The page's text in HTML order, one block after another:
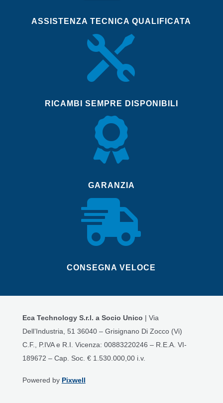
ASSISTENZA TECNICA QUALIFICATA

RICAMBI SEMPRE DISPONIBILI

GARANZIA

CONSEGNA VELOCE
Eca Technology S.r.l. a Socio Unico | Via
Dell’Industria, 51 36040 – Grisignano Di Zocco (Vi)
C.F., P.IVA e R.I. Vicenza: 00883220246 – R.E.A. VI-
189672 – Cap. Soc. € 1.530.000,00 i.v.
Powered by Pixwell